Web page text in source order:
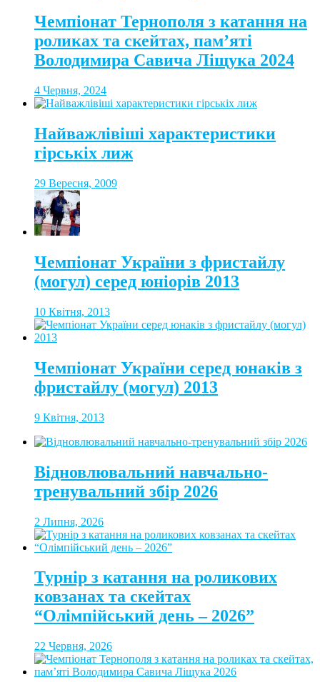
Чемпіонат Тернополя з катання на
роликах та скейтах, пам’яті
Володимира Савича Ліщука 2024
4 Червня, 2024
Найважлівіші характеристики
гірськіх лиж
29 Вересня, 2009
Чемпіонат України з фристайлу
(могул) серед юніорів 2013
10 Квітня, 2013
Чемпіонат України серед юнаків з
фристайлу (могул) 2013
9 Квітня, 2013
Відновлювальний навчально-
тренувальний збір 2026
2 Липня, 2026
Турнір з катання на роликових
ковзанах та скейтах
“Олімпійський день – 2026”
22 Червня, 2026